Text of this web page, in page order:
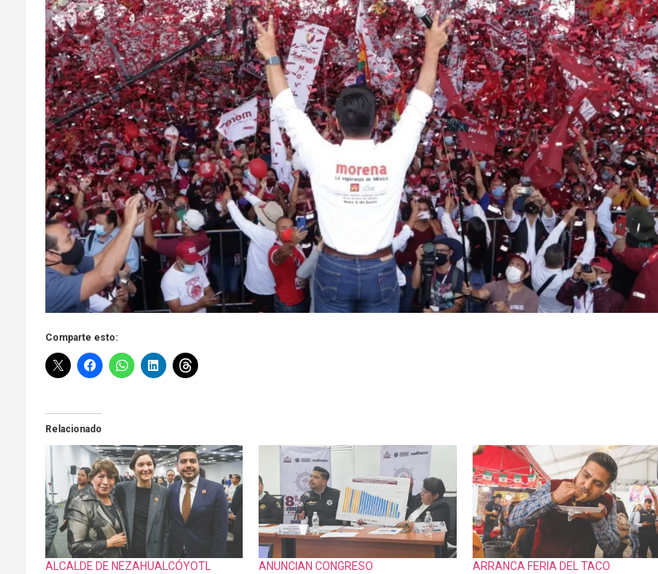
Comparte esto:
Relacionado
ALCALDE DE NEZAHUALCÓYOTL
ANUNCIAN CONGRESO
ARRANCA FERIA DEL TACO